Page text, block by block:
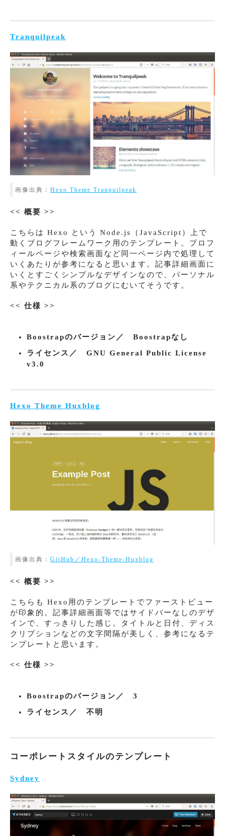
Tranquilpeak
画像出典： Hexo Theme Tranquilpeak
<< 概要 >>
こちらは Hexo という Node.js（JavaScript）上で
動くブログフレームワーク用のテンプレート。プロフ
ィールページや検索画面など同一ページ内で処理して
いくあたりが参考になると思います。記事詳細画面に
いくとすごくシンプルなデザインなので、パーソナル
系やテクニカル系のブログにむいてそうです。
<< 仕様 >>
Boostrapのバージョン／ Boostrapなし
ライセンス／ GNU General Public License
v3.0
Hexo Theme Huxblog
画像出典： GitHub／Hexo-Theme-Huxblog
<< 概要 >>
こちらも Hexo用のテンプレートでファーストビュー
が印象的。記事詳細画面等ではサイドバーなしのデザ
インで、すっきりした感じ。タイトルと日付、ディス
クリプションなどの文字間隔が美しく、参考になるテ
ンプレートと思います。
<< 仕様 >>
Boostrapのバージョン／ 3
ライセンス／ 不明
コーポレートスタイルのテンプレート
Sydney